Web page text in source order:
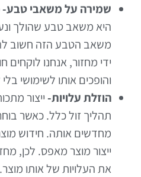
שמירה על משאבי טבע-
היא משאב טבע שהולך
משאב הטבע הזה חשוב
ידי מחזור, אנחנו לוקחים
והופכים אותו לשימושי
הוזלת עלויות-ייצור
תהליך זול כלל. כאשר
מחדשים אותה. חידוש
ייצור מוצר מאפס. לכן,
את העלויות של אותו